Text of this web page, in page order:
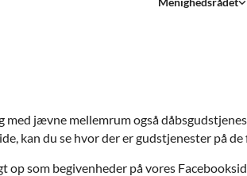
med jævne mellemrum også
kan du se hvor der er gudstjenester på de
op som begivenheder på vores